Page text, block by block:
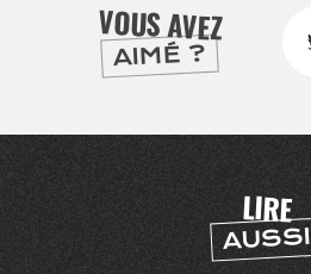
VOUS AVEZ
AIMÉ ?
LIRE
AUSSI